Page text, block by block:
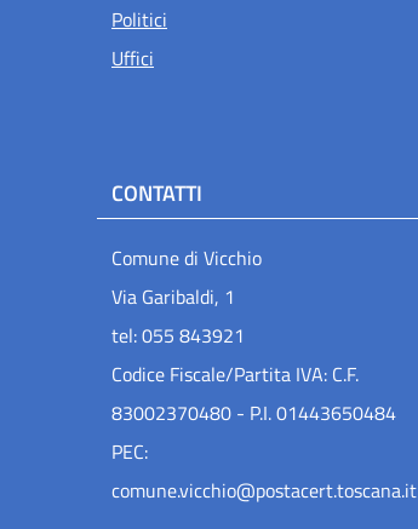
Politici
Uffici
CONTATTI
Comune di Vicchio
Via Garibaldi, 1
tel: 055 843921
Codice Fiscale/Partita IVA: C.F.
83002370480 - P.I. 01443650484
PEC:
comune.vicchio@postacert.toscana.it